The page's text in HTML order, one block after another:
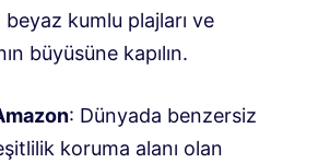
beyaz kumlu plajları ve
büyüsüne kapılın.
: Dünyada benzersiz
koruma alanı olan